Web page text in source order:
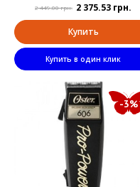
2 449.00 грн. 2 375.53 грн.
Купить
Купить в один клик
-3%